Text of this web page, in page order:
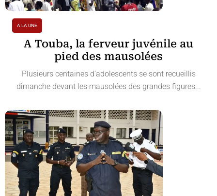
A LA UNE
A Touba, la ferveur juvénile au
pied des mausolées
Plusieurs centaines d’adolescents se sont recueillis
dimanche devant les mausolées des grandes figures...